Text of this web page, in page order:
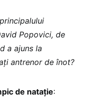
Popovici, de
a ajuns la
antrenor de înot?
de natație: